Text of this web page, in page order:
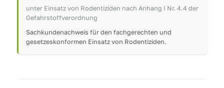
unter Einsatz von Rodentiziden nach Anhang I Nr. 4.4 der
Gefahrstoffverordnung
Sachkundenachweis für den fachgerechten und
gesetzeskonformen Einsatz von Rodentiziden.